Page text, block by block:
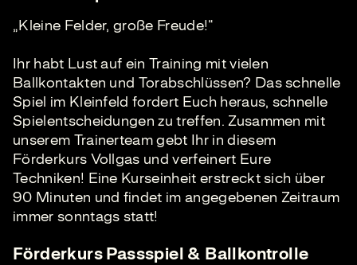
„Kleine Felder, große Freude!“
Ihr habt Lust auf ein Training mit vielen
Ballkontakten und Torabschlüssen? Das schnelle
Spiel im Kleinfeld fordert Euch heraus, schnelle
Spielentscheidungen zu treffen. Zusammen mit
unserem Trainerteam gebt Ihr in diesem
Förderkurs Vollgas und verfeinert Eure
Techniken! Eine Kurseinheit erstreckt sich über
90 Minuten und findet im angegebenen Zeitraum
immer sonntags statt!
Förderkurs Passspiel & Ballkontrolle